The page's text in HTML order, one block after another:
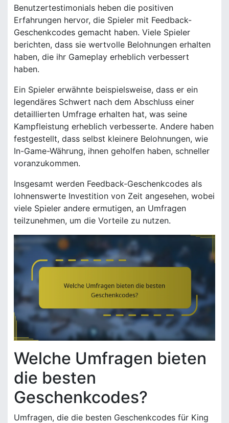
Benutzertestimonials heben die positiven
Erfahrungen hervor, die Spieler mit Feedback-
Geschenkcodes gemacht haben. Viele Spieler
berichten, dass sie wertvolle Belohnungen erhalten
haben, die ihr Gameplay erheblich verbessert
haben.
Ein Spieler erwähnte beispielsweise, dass er ein
legendäres Schwert nach dem Abschluss einer
detaillierten Umfrage erhalten hat, was seine
Kampfleistung erheblich verbesserte. Andere haben
festgestellt, dass selbst kleinere Belohnungen, wie
In-Game-Währung, ihnen geholfen haben, schneller
voranzukommen.
Insgesamt werden Feedback-Geschenkcodes als
lohnenswerte Investition von Zeit angesehen, wobei
viele Spieler andere ermutigen, an Umfragen
teilzunehmen, um die Vorteile zu nutzen.
Welche Umfragen bieten
die besten
Geschenkcodes?
Umfragen, die die besten Geschenkcodes für King